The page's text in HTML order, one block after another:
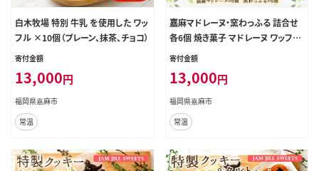
白木牧場 特別 牛乳 を使用した ワッ
フル ×10個（プレーン、抹茶、チョコ）
寄付金額
13,000円
福岡県嘉麻市
常温
嘉麻マドレーヌ・窯わっふる 詰合せ
各6個 焼き菓子 マドレーヌ ワッフル
セット
寄付金額
13,000円
福岡県嘉麻市
常温